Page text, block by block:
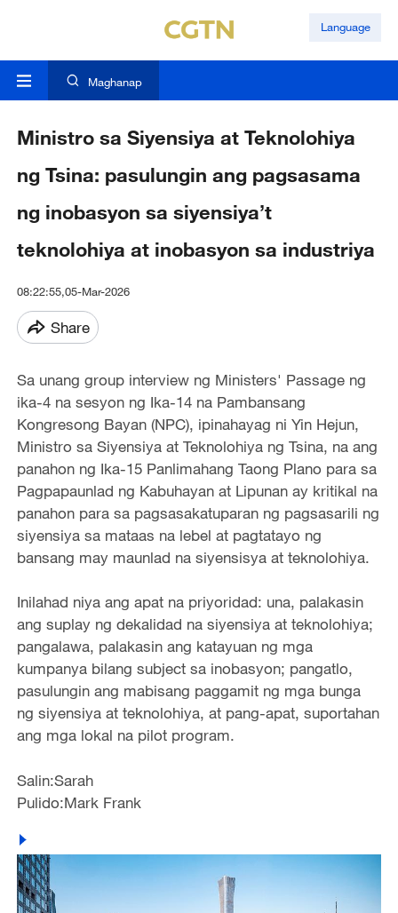
Language
Maghanap
Ministro sa Siyensiya at Teknolohiya
ng Tsina: pasulungin ang pagsasama
ng inobasyon sa siyensiya’t
teknolohiya at inobasyon sa industriya
08:22:55,05-Mar-2026
Share
Sa unang group interview ng Ministers' Passage ng
ika-4 na sesyon ng Ika-14 na Pambansang
Kongresong Bayan (NPC), ipinahayag ni Yin Hejun,
Ministro sa Siyensiya at Teknolohiya ng Tsina, na ang
panahon ng Ika-15 Panlimahang Taong Plano para sa
Pagpapaunlad ng Kabuhayan at Lipunan ay kritikal na
panahon para sa pagsasakatuparan ng pagsasarili ng
siyensiya sa mataas na lebel at pagtatayo ng
bansang may maunlad na siyensisya at teknolohiya.
Inilahad niya ang apat na priyoridad: una, palakasin
ang suplay ng dekalidad na siyensiya at teknolohiya;
pangalawa, palakasin ang katayuan ng mga
kumpanya bilang subject sa inobasyon; pangatlo,
pasulungin ang mabisang paggamit ng mga bunga
ng siyensiya at teknolohiya, at pang-apat, suportahan
ang mga lokal na pilot program.
Salin:Sarah
Pulido:Mark Frank